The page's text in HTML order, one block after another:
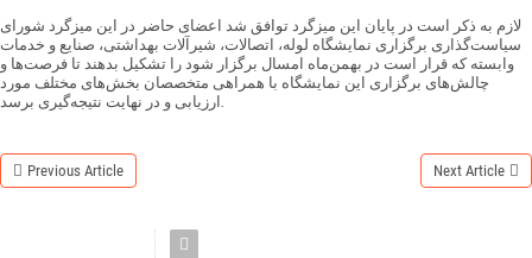
لازم به ذکر است در پایان این میزگرد توافق شد اعضای حاضر در این میزگرد شورای
سیاست‌گذاری برگزاری نمایشگاه لوله، اتصالات، شیرآلات بهداشتی، صنایع و خدمات
وابسته که قرار است در بهمن‌ماه امسال برگزار شود را تشکیل بدهند تا فرصت‌ها و
چالش‌های برگزاری این نمایشگاه با همراهی متخصصان بخش‌های مختلف مورد
ارزیابی و در نهایت نتیجه‌گیری برسد.
Previous Article Next Article